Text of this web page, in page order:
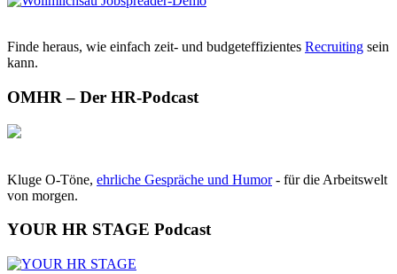
Finde heraus, wie einfach zeit- und budgeteffizientes Recruiting sein
kann.
OMHR – Der HR-Podcast
Kluge O-Töne, ehrliche Gespräche und Humor- für die Arbeitswelt
von morgen.
YOUR HR STAGE Podcast